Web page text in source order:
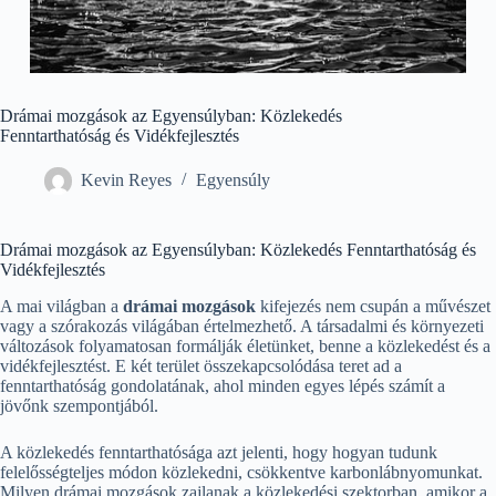
Drámai mozgások az Egyensúlyban: Közlekedés
Fenntarthatóság és Vidékfejlesztés
Kevin Reyes Egyensúly
Drámai mozgások az Egyensúlyban: Közlekedés Fenntarthatóság és
Vidékfejlesztés
A mai világban a drámai mozgások kifejezés nem csupán a művészet
vagy a szórakozás világában értelmezhető. A társadalmi és környezeti
változások folyamatosan formálják életünket, benne a közlekedést és a
vidékfejlesztést. E két terület összekapcsolódása teret ad a
fenntarthatóság gondolatának, ahol minden egyes lépés számít a
jövőnk szempontjából.
A közlekedés fenntarthatósága azt jelenti, hogy hogyan tudunk
felelősségteljes módon közlekedni, csökkentve karbonlábnyomunkat.
Milyen drámai mozgások zajlanak a közlekedési szektorban, amikor a